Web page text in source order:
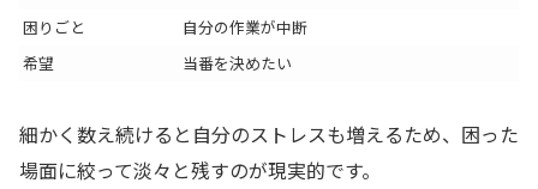
困りごと
自分の作業が中断
希望
当番を決めたい
細かく数え続けると自分のストレスも増えるため、困った
場面に絞って淡々と残すのが現実的です。